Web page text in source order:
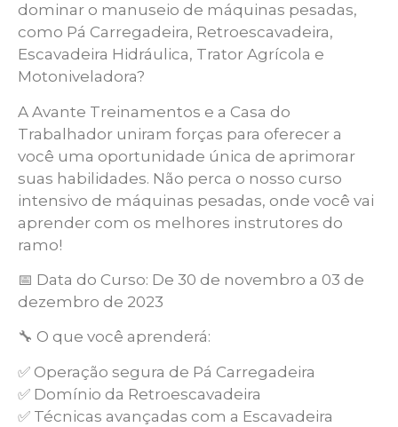
dominar o manuseio de máquinas pesadas,
como Pá Carregadeira, Retroescavadeira,
Escavadeira Hidráulica, Trator Agrícola e
Motoniveladora?
A Avante Treinamentos e a Casa do
Trabalhador uniram forças para oferecer a
você uma oportunidade única de aprimorar
suas habilidades. Não perca o nosso curso
intensivo de máquinas pesadas, onde você vai
aprender com os melhores instrutores do
ramo!
📅 Data do Curso: De 30 de novembro a 03 de
dezembro de 2023
🔧 O que você aprenderá:
✅ Operação segura de Pá Carregadeira
✅ Domínio da Retroescavadeira
✅ Técnicas avançadas com a Escavadeira